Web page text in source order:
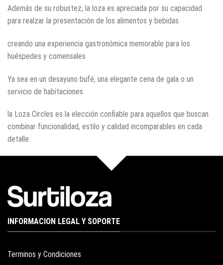
Además de su robustez, la loza es apreciada por su capacidad
para realzar la presentación de los alimentos y bebidas
creando una experiencia gastronómica memorable para los
huéspedes y comensales
Ya sea en un desayuno bufé, una elegante cena de gala o un
servicio de habitaciones
la Loza Circles es la elección confiable para aquellos que buscan
combinar funcionalidad, estilo y calidad incomparables en cada
detalle.
INFORMACION LEGAL Y SOPORTE
Terminos y Condiciones